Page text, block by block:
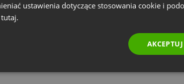
WYDARZENIASZKOLENIA I WSPÓŁPRACA
zdalną komunikację –
ustawienia dotyczące stosowania cookie i
tutaj.